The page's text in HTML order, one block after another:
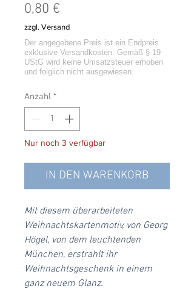
0,80 €
zzgl. Versand
Anzahl *
Nur noch 3 verfügbar
IN DEN WARENKORB
Mit diesem überarbeiteten
Weihnachtskartenmotiv, von Georg
Högel, von dem leuchtenden
München, erstrahlt ihr
Weihnachtsgeschenk in einem
ganz neuem Glanz.